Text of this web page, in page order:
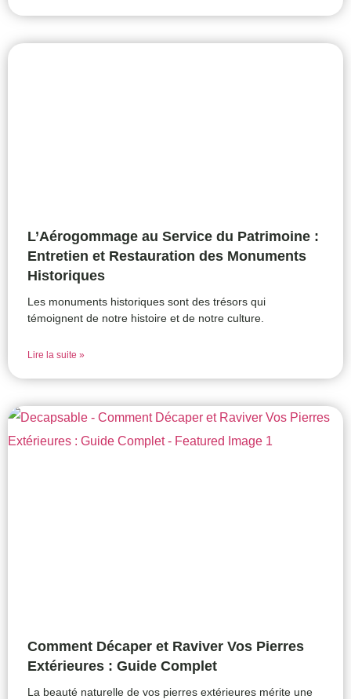
L’Aérogommage au Service du Patrimoine :
Entretien et Restauration des Monuments
Historiques
Les monuments historiques sont des trésors qui
témoignent de notre histoire et de notre culture.
Lire la suite »
Comment Décaper et Raviver Vos Pierres
Extérieures : Guide Complet
La beauté naturelle de vos pierres extérieures mérite une